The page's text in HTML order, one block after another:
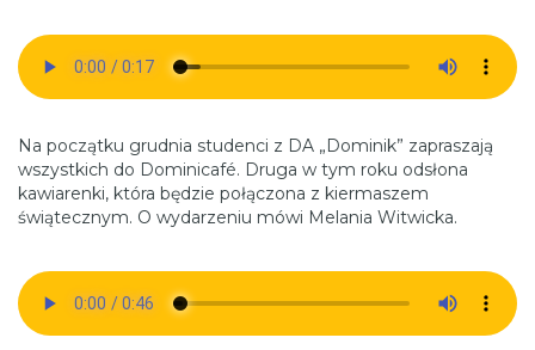
Na początku grudnia studenci z DA „Dominik” zapraszają
wszystkich do Dominicafé. Druga w tym roku odsłona
kawiarenki, która będzie połączona z kiermaszem
świątecznym. O wydarzeniu mówi Melania Witwicka.